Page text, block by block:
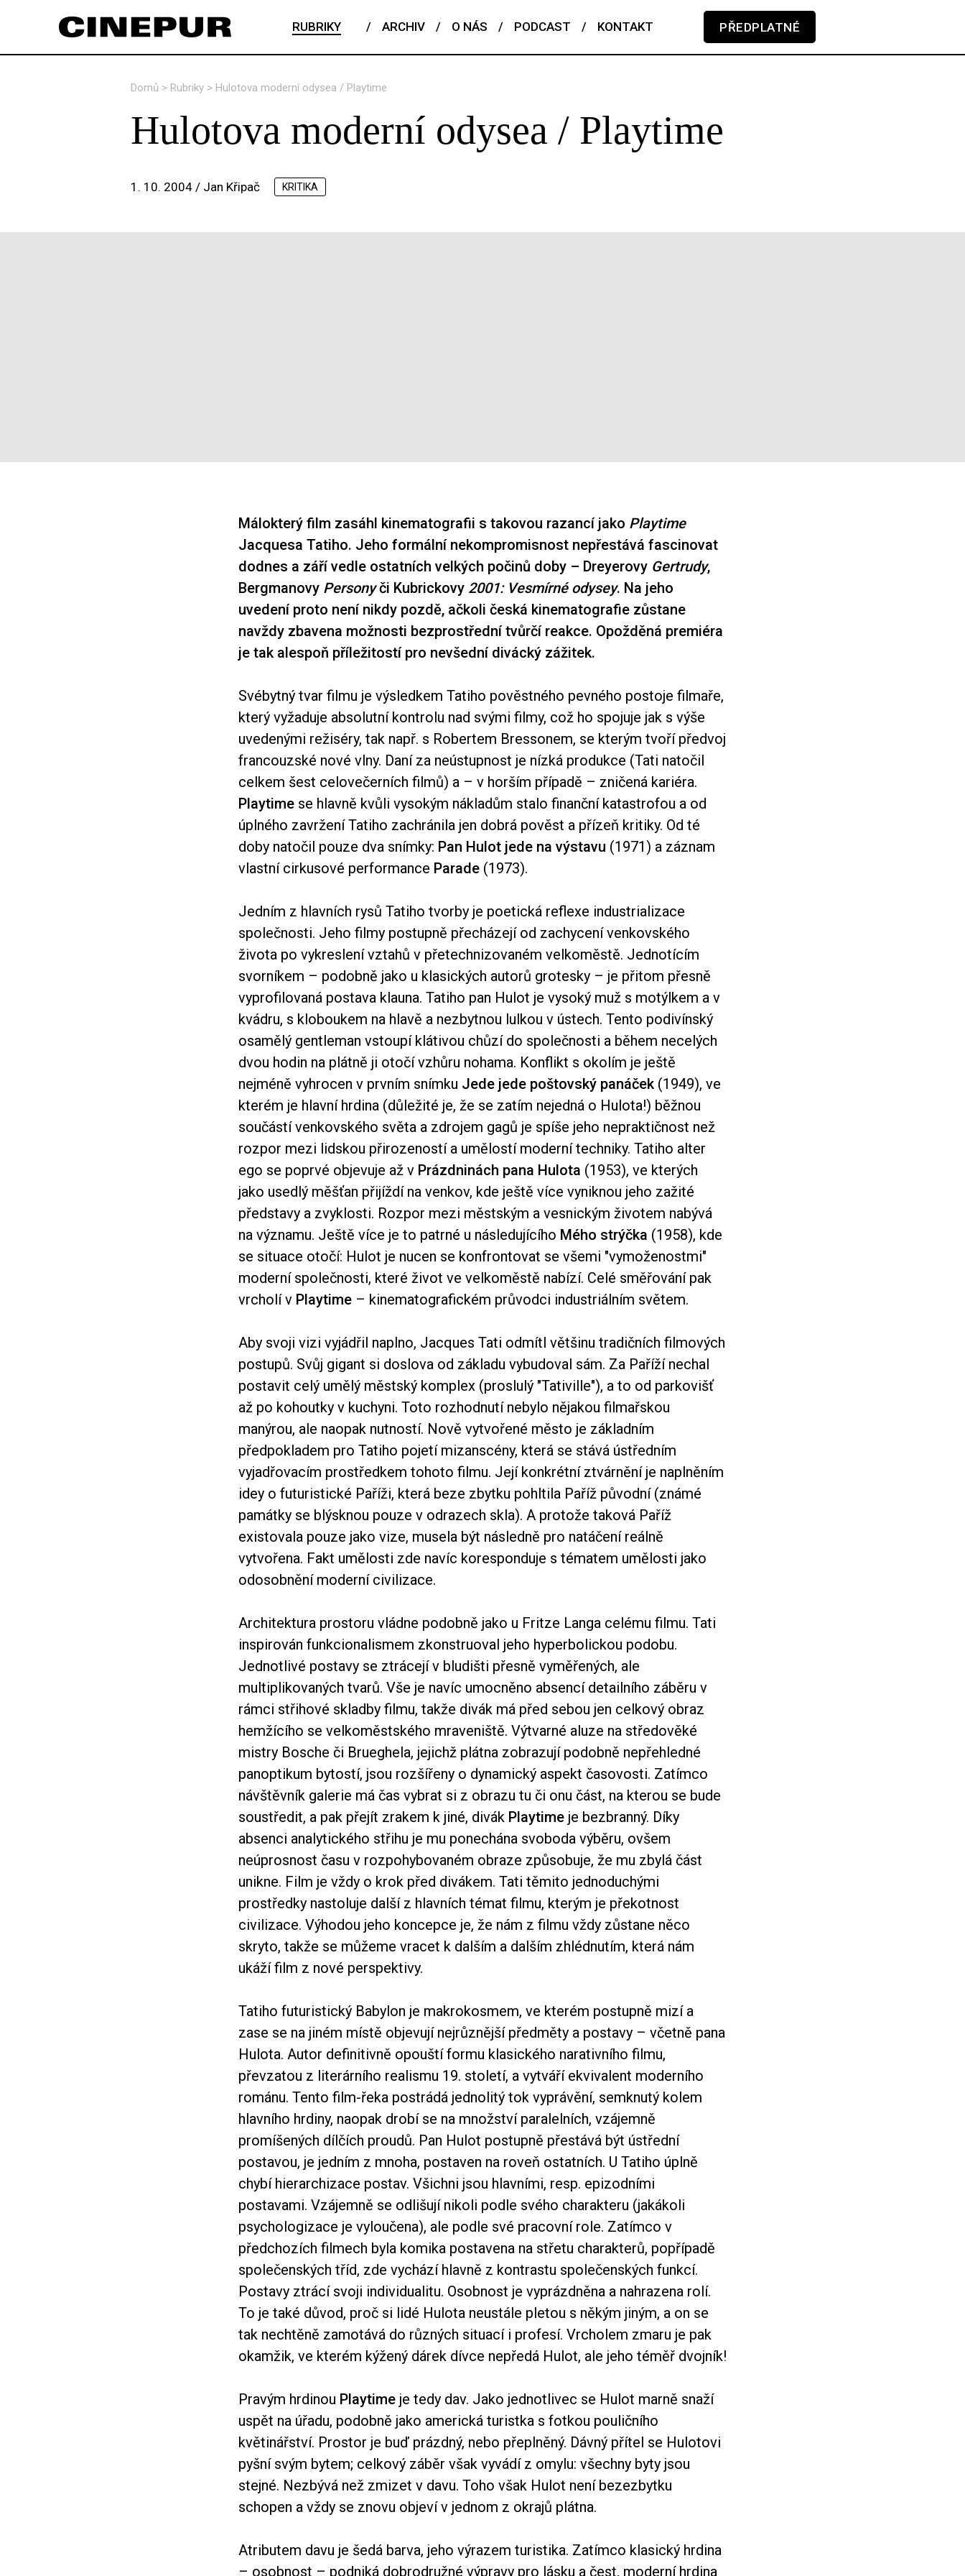
RUBRIKY / ARCHIV / O NÁS / PODCAST / KONTAKT PŘEDPLATNÉ
Domů > Rubriky > Hulotova moderní odysea / Playtime
Hulotova moderní odysea / Playtime
1. 10. 2004 / Jan Křipač KRITIKA
Málokterý film zasáhl kinematografii s takovou razancí jako Playtime
Jacquesa Tatiho. Jeho formální nekompromisnost nepřestává fascinovat
dodnes a září vedle ostatních velkých počinů doby – Dreyerovy Gertrudy,
Bergmanovy Personyči Kubrickovy 2001: Vesmírné odysey. Na jeho
uvedení proto není nikdy pozdě, ačkoli česká kinematografie zůstane
navždy zbavena možnosti bezprostřední tvůrčí reakce. Opožděná premiéra
je tak alespoň příležitostí pro nevšední divácký zážitek.
Svébytný tvar filmu je výsledkem Tatiho pověstného pevného postoje filmaře,
který vyžaduje absolutní kontrolu nad svými filmy, což ho spojuje jak s výše
uvedenými režiséry, tak např. s Robertem Bressonem, se kterým tvoří předvoj
francouzské nové vlny. Daní za neústupnost je nízká produkce (Tati natočil
celkem šest celovečerních filmů) a – v horším případě – zničená kariéra.
Playtime se hlavně kvůli vysokým nákladům stalo finanční katastrofou a od
úplného zavržení Tatiho zachránila jen dobrá pověst a přízeň kritiky. Od té
doby natočil pouze dva snímky: Pan Hulot jede na výstavu (1971) a záznam
vlastní cirkusové performance Parade (1973).
Jedním z hlavních rysů Tatiho tvorby je poetická reflexe industrializace
společnosti. Jeho filmy postupně přecházejí od zachycení venkovského
života po vykreslení vztahů v přetechnizovaném velkoměstě. Jednotícím
svorníkem – podobně jako u klasických autorů grotesky – je přitom přesně
vyprofilovaná postava klauna. Tatiho pan Hulot je vysoký muž s motýlkem a v
kvádru, s kloboukem na hlavě a nezbytnou lulkou v ústech. Tento podivínský
osamělý gentleman vstoupí klátivou chůzí do společnosti a během necelých
dvou hodin na plátně ji otočí vzhůru nohama. Konflikt s okolím je ještě
nejméně vyhrocen v prvním snímku Jede jede poštovský panáček (1949), ve
kterém je hlavní hrdina (důležité je, že se zatím nejedná o Hulota!) běžnou
součástí venkovského světa a zdrojem gagů je spíše jeho nepraktičnost než
rozpor mezi lidskou přirozeností a umělostí moderní techniky. Tatiho alter
ego se poprvé objevuje až v Prázdninách pana Hulota (1953), ve kterých
jako usedlý měšťan přijíždí na venkov, kde ještě více vyniknou jeho zažité
představy a zvyklosti. Rozpor mezi městským a vesnickým životem nabývá
na významu. Ještě více je to patrné u následujícího Mého strýčka (1958), kde
se situace otočí: Hulot je nucen se konfrontovat se všemi "vymoženostmi"
moderní společnosti, které život ve velkoměstě nabízí. Celé směřování pak
vrcholí v Playtime – kinematografickém průvodci industriálním světem.
Aby svoji vizi vyjádřil naplno, Jacques Tati odmítl většinu tradičních filmových
postupů. Svůj gigant si doslova od základu vybudoval sám. Za Paříží nechal
postavit celý umělý městský komplex (proslulý "Tativille"), a to od parkovišť
až po kohoutky v kuchyni. Toto rozhodnutí nebylo nějakou filmařskou
manýrou, ale naopak nutností. Nově vytvořené město je základním
předpokladem pro Tatiho pojetí mizanscény, která se stává ústředním
vyjadřovacím prostředkem tohoto filmu. Její konkrétní ztvárnění je naplněním
idey o futuristické Paříži, která beze zbytku pohltila Paříž původní (známé
památky se blýsknou pouze v odrazech skla). A protože taková Paříž
existovala pouze jako vize, musela být následně pro natáčení reálně
vytvořena. Fakt umělosti zde navíc koresponduje s tématem umělosti jako
odosobnění moderní civilizace.
Architektura prostoru vládne podobně jako u Fritze Langa celému filmu. Tati
inspirován funkcionalismem zkonstruoval jeho hyperbolickou podobu.
Jednotlivé postavy se ztrácejí v bludišti přesně vyměřených, ale
multiplikovaných tvarů. Vše je navíc umocněno absencí detailního záběru v
rámci střihové skladby filmu, takže divák má před sebou jen celkový obraz
hemžícího se velkoměstského mraveniště. Výtvarné aluze na středověké
mistry Bosche či Brueghela, jejichž plátna zobrazují podobně nepřehledné
panoptikum bytostí, jsou rozšířeny o dynamický aspekt časovosti. Zatímco
návštěvník galerie má čas vybrat si z obrazu tu či onu část, na kterou se bude
soustředit, a pak přejít zrakem k jiné, divák Playtime je bezbranný. Díky
absenci analytického střihu je mu ponechána svoboda výběru, ovšem
neúprosnost času v rozpohybovaném obraze způsobuje, že mu zbylá část
unikne. Film je vždy o krok před divákem. Tati těmito jednoduchými
prostředky nastoluje další z hlavních témat filmu, kterým je překotnost
civilizace. Výhodou jeho koncepce je, že nám z filmu vždy zůstane něco
skryto, takže se můžeme vracet k dalším a dalším zhlédnutím, která nám
ukáží film z nové perspektivy.
Tatiho futuristický Babylon je makrokosmem, ve kterém postupně mizí a
zase se na jiném místě objevují nejrůznější předměty a postavy – včetně pana
Hulota. Autor definitivně opouští formu klasického narativního filmu,
převzatou z literárního realismu 19. století, a vytváří ekvivalent moderního
románu. Tento film-řeka postrádá jednolitý tok vyprávění, semknutý kolem
hlavního hrdiny, naopak drobí se na množství paralelních, vzájemně
promíšených dílčích proudů. Pan Hulot postupně přestává být ústřední
postavou, je jedním z mnoha, postaven na roveň ostatních. U Tatiho úplně
chybí hierarchizace postav. Všichni jsou hlavními, resp. epizodními
postavami. Vzájemně se odlišují nikoli podle svého charakteru (jakákoli
psychologizace je vyloučena), ale podle své pracovní role. Zatímco v
předchozích filmech byla komika postavena na střetu charakterů, popřípadě
společenských tříd, zde vychází hlavně z kontrastu společenských funkcí.
Postavy ztrácí svoji individualitu. Osobnost je vyprázdněna a nahrazena rolí.
To je také důvod, proč si lidé Hulota neustále pletou s někým jiným, a on se
tak nechtěně zamotává do různých situací i profesí. Vrcholem zmaru je pak
okamžik, ve kterém kýžený dárek dívce nepředá Hulot, ale jeho téměř dvojník!
Pravým hrdinou Playtime je tedy dav. Jako jednotlivec se Hulot marně snaží
uspět na úřadu, podobně jako americká turistka s fotkou pouličního
květinářství. Prostor je buď prázdný, nebo přeplněný. Dávný přítel se Hulotovi
pyšní svým bytem; celkový záběr však vyvádí z omylu: všechny byty jsou
stejné. Nezbývá než zmizet v davu. Toho však Hulot není bezezbytku
schopen a vždy se znovu objeví v jednom z okrajů plátna.
Atributem davu je šedá barva, jeho výrazem turistika. Zatímco klasický hrdina
– osobnost – podniká dobrodružné výpravy pro lásku a čest, moderní hrdina